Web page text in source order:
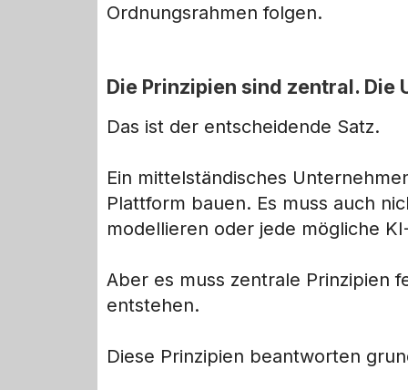
Ordnungsrahmen folgen.
Die Prinzipien sind zentral.
Das ist der entscheidende Satz.
Ein mittelständisches
Plattform bauen. Es muss auch
modellieren oder jede mögliche
Aber es muss zentrale Prinzipien
entstehen.
Diese Prinzipien beantworten